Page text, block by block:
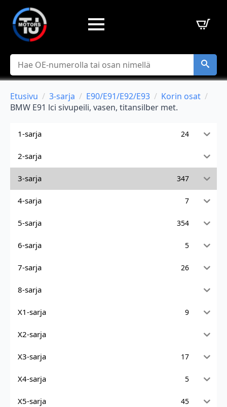
Hae
Etusivu 3-sarja E90/E91/E92/E93
Korin osat
BMW E91 lci sivupeili, vasen, titansilber met.
1-sarja 24
2-sarja
3-sarja 347
4-sarja 7
5-sarja 354
6-sarja 5
7-sarja 26
8-sarja
X1-sarja 9
X2-sarja
X3-sarja 17
X4-sarja 5
X5-sarja 45